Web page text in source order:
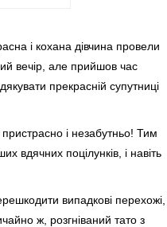
і кохана дівчина провели
вечір, але прийшов час
прекрасній супутниці
і незабутньо! Тим
вдячних поцілунків, і навіть
випадкові перехожі,
ж, розгніваний тато з